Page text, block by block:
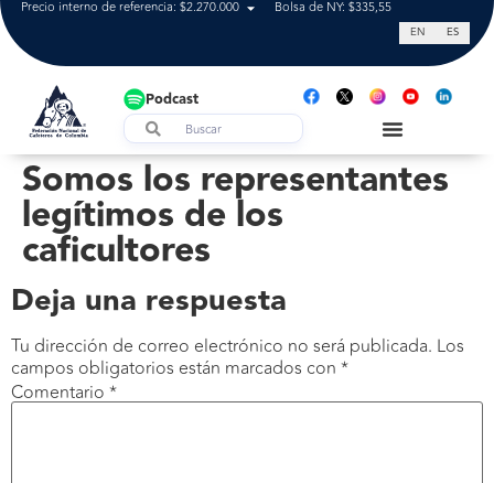
Precio interno de referencia: $2.270.000 Bolsa de NY: $335,55 Tasa de
EN ES
Podcast
Somos los representantes
legítimos de los
caficultores
Deja una respuesta
Tu dirección de correo electrónico no será publicada. Los
campos obligatorios están marcados con *
Comentario *